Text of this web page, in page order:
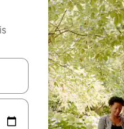
een keuze met je de